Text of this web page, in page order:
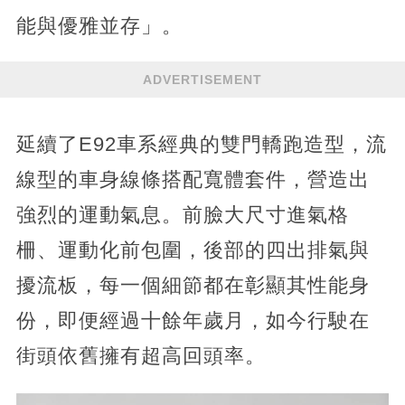
能與優雅並存」。
ADVERTISEMENT
延續了E92車系經典的雙門轎跑造型，流
線型的車身線條搭配寬體套件，營造出
強烈的運動氣息。前臉大尺寸進氣格
柵、運動化前包圍，後部的四出排氣與
擾流板，每一個細節都在彰顯其性能身
份，即便經過十餘年歲月，如今行駛在
街頭依舊擁有超高回頭率。